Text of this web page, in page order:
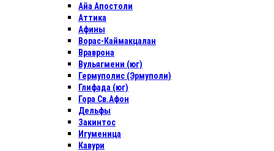
Айа Апостоли
Аттика
Афины
Ворас-Каймакцалан
Враврона
Вульягмени (юг)
Гермуполис (Эрмуполи)
Глифада (юг)
Гора Св.Афон
Дельфы
Закинтос
Игуменица
Кавури